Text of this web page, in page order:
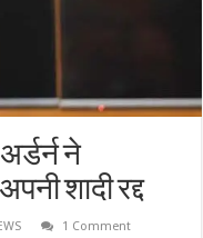
ने
शादी रद्द
1 Comment